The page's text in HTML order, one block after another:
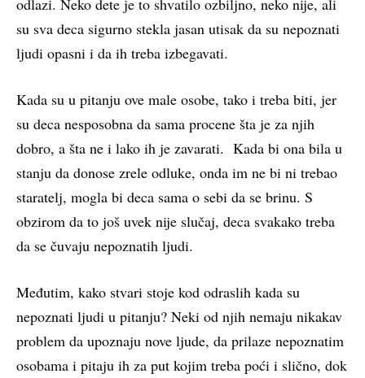
odlazi. Neko dete je to shvatilo ozbiljno, neko nije, ali
su sva deca sigurno stekla jasan utisak da su nepoznati
ljudi opasni i da ih treba izbegavati.
Kada su u pitanju ove male osobe, tako i treba biti, jer
su deca nesposobna da sama procene šta je za njih
dobro, a šta ne i lako ih je zavarati. Kada bi ona bila u
stanju da donose zrele odluke, onda im ne bi ni trebao
staratelj, mogla bi deca sama o sebi da se brinu. S
obzirom da to još uvek nije slučaj, deca svakako treba
da se čuvaju nepoznatih ljudi.
Međutim, kako stvari stoje kod odraslih kada su
nepoznati ljudi u pitanju? Neki od njih nemaju nikakav
problem da upoznaju nove ljude, da prilaze nepoznatim
osobama i pitaju ih za put kojim treba poći i slično, dok